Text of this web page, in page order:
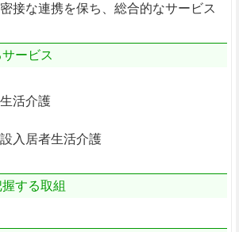
接な連携を保ち、総合的なサービス
ービス
活介護
入居者生活介護
する取組